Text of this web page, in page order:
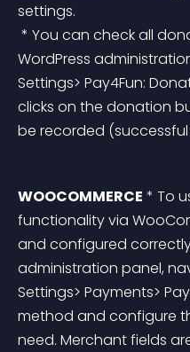
settings.
WordPress
Settings> Pay4Fun:
clicks on the donation
be recorded
WOOCOMMERCE * To
functionality via
and configured
administration panel,
Settings> Payments>
method and configure
need. Merchant fields